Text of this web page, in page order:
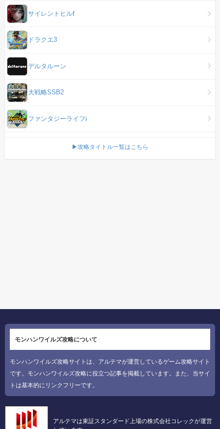
サイレントヒルf
ドラクエ3
デルタルーン
大戦略SSB2
ファンタジーライフi
▶攻略タイトル一覧はこちら
モンハンワイルズ攻略について
モンハンワイルズ攻略サイトは、アルテマが運営しているゲーム攻略サイト
です。モンハンワイルズ攻略に役立つ記事を掲載しています。また、当サイ
トは基本的にリンクフリーです。
アルテマは東証スタンダード上場の株式会社コレックが運営